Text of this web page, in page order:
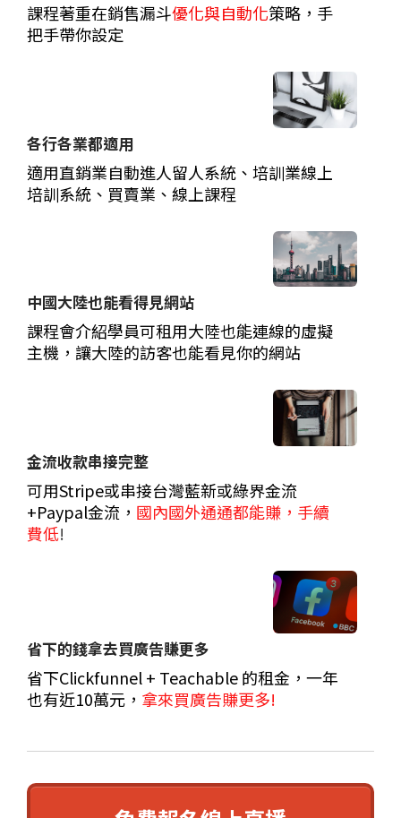
課程著重在銷售漏斗優化與自動化策略，手
把手帶你設定
各行各業都適用
適用直銷業自動進人留人系統、培訓業線上
培訓系統、買賣業、線上課程
中國大陸也能看得見網站
課程會介紹學員可租用大陸也能連線的虛擬
主機，讓大陸的訪客也能看見你的網站
金流收款串接完整
可用Stripe或串接台灣藍新或綠界金流
+Paypal金流， 國內國外通通都能賺，手續
費低!
省下的錢拿去買廣告賺更多
省下Clickfunnel + Teachable 的租金，一年
也有近10萬元， 拿來買廣告賺更多!